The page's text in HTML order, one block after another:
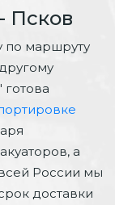
Псков
по маршруту
а
России мы
доставки